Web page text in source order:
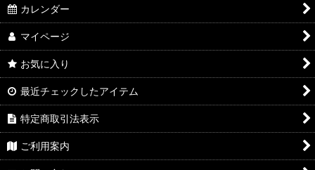
カレンダー
マイページ
お気に入り
最近チェックしたアイテム
特定商取引法表示
ご利用案内